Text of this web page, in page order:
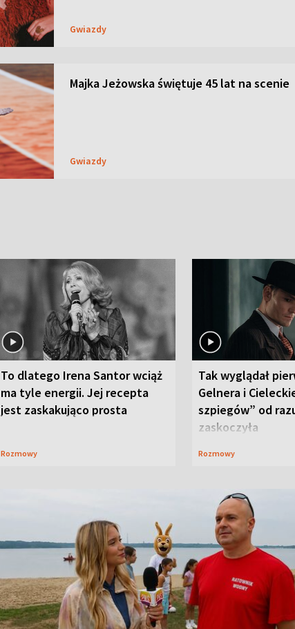
Gwiazdy
Majka Jeżowska świętuje 45 lat na scenie
Gwiazdy
To dlatego Irena Santor wciąż
ma tyle energii. Jej recepta
jest zaskakująco prosta
Rozmowy
Tak wyglądał
Gelnera i
szpiegów” od
zaskoczyła
Rozmowy